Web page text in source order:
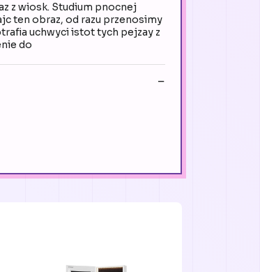
z wiosk. Studium pnocnej
ten obraz, od razu przenosimy
uchwyci istot tych pejzay z
do